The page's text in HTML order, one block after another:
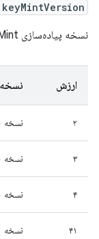
keyMintVersion
نسخه پیاده‌سازی KeyMint یا Keymaster HAL.
ارزش نسخه KeyMint یا Keymaster
۲ نسخه ۲.۰ کی‌مستر
۳ نسخه ۳.۰ کی‌مستر
۴ نسخه ۴.۰ کی‌مستر
۴۱ نسخه ۴.۱ کی‌مستر